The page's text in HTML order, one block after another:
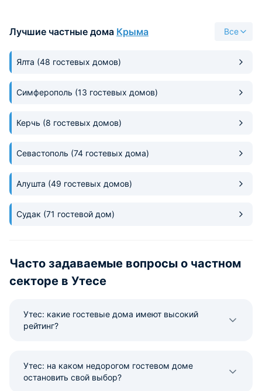
Лучшие частные дома Крыма Все
Ялта (48 гостевых домов)
Симферополь (13 гостевых домов)
Керчь (8 гостевых домов)
Севастополь (74 гостевых дома)
Алушта (49 гостевых домов)
Судак (71 гостевой дом)
Часто задаваемые вопросы о частном
секторе в Утесе
Утес: какие гостевые дома имеют высокий
рейтинг?
Утес: на каком недорогом гостевом доме
остановить свой выбор?